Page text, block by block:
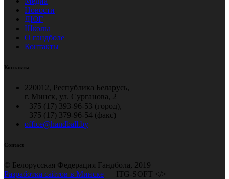
Новости
ДЮГ
Школы
О гандболе
Контакты
Контакты
220012, Республика Беларусь,
г. Минск, ул. Сурганова, 2
+375 (17) 393-96-53 (город),
+375 (17) 379-96-54 (факс)
office@handball.by
Contact
© Белорусская Федерация Гандбола, 2019
Разработка сайтов в Минске — ITG-SOFT </>